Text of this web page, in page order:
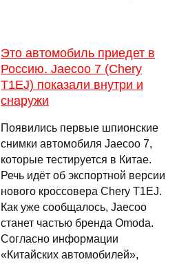
Это автомобиль приедет в
Россию. Jaecoo 7 (Chery
T1EJ) показали внутри и
снаружи
Появились первые шпионские
снимки автомобиля Jaecoo 7,
которые тестируется в Китае.
Речь идёт об экспортной версии
нового кроссовера Chery T1EJ.
Как уже сообщалось, Jaecoo
станет частью бренда Omoda.
Согласно информации
«Китайских автомобилей»,